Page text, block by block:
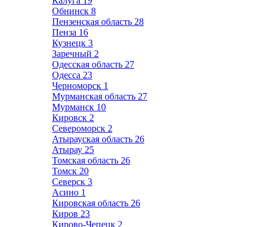
Обнинск 8
Пензенская область 28
Пенза 16
Кузнецк 3
Заречный 2
Одесская область 27
Одесса 23
Черноморск 1
Мурманская область 27
Мурманск 10
Кировск 2
Североморск 2
Атырауская область 26
Атырау 25
Томская область 26
Томск 20
Северск 3
Асино 1
Кировская область 26
Киров 23
Кирово-Чепецк 2